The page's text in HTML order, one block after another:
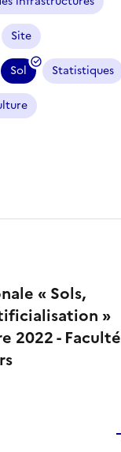
Site
Sol
(
f
i
c
t
i
o
Statistiques
« Sols,
»
2022 - Faculté